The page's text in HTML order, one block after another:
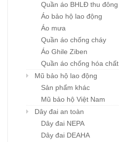
Quần áo BHLĐ thu đông
Áo bảo hộ lao động
Áo mưa
Quần áo chống cháy
Áo Ghile Ziben
Quần áo chống hóa chất
Mũ bảo hộ lao động
Sản phẩm khác
Mũ bảo hộ Việt Nam
Dây đai an toàn
Dây đai NEPA
Dây đai DEAHA